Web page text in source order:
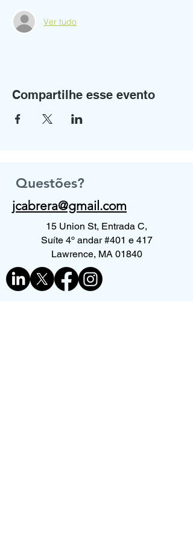
Ver tudo
Compartilhe esse evento
Questões?
jcabrera@gmail.com
15 Union St, Entrada C,
Suíte 4º andar #401 e 417
Lawrence, MA 01840